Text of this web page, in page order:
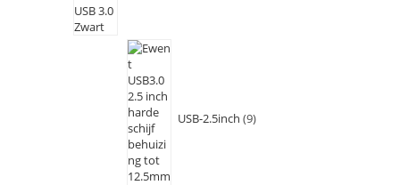
USB-2.5inch 9